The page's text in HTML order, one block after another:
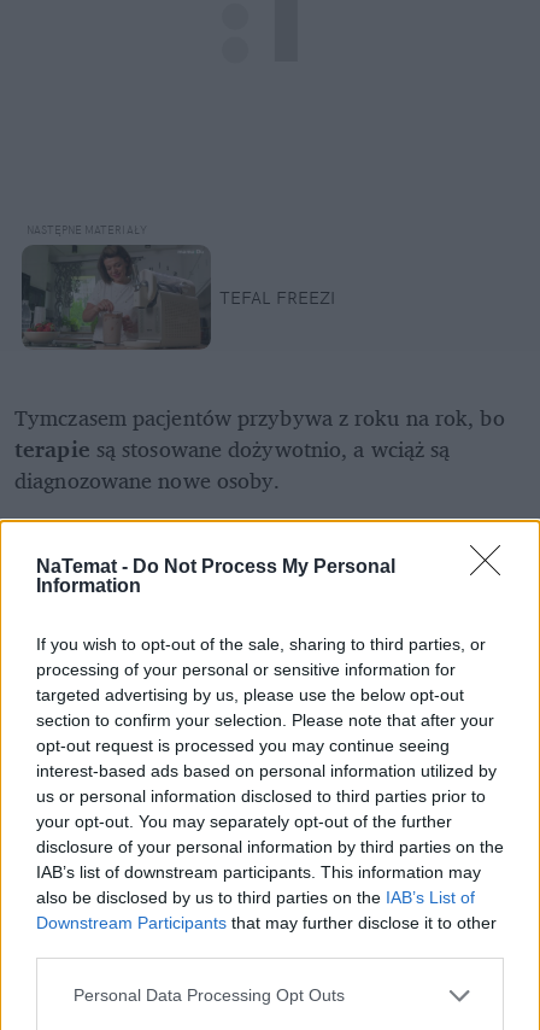
NaTemat - Do Not Process My Personal
Information
If you wish to opt-out of the sale, sharing to third parties, or
processing of your personal or sensitive information for
targeted advertising by us, please use the below opt-out
section to confirm your selection. Please note that after your
opt-out request is processed you may continue seeing
interest-based ads based on personal information utilized by
us or personal information disclosed to third parties prior to
your opt-out. You may separately opt-out of the further
disclosure of your personal information by third parties on the
IAB’s list of downstream participants. This information may
also be disclosed by us to third parties on the IAB’s List of
Downstream Participants that may further disclose it to other
Personal Data Processing Opt Outs
TEFAL FREEZI
terapie są stosowane dożywotnio, a wciąż są
diagnozowane nowe osoby.
– W Polsce każdego roku mamy już 2 tys. nowych
rozpoznań SM. Tylko w naszym szpitalu każdego
roku diagnozujemy 60-70
pacjenci zgłaszający się do nas na leczenie,
zdiagnozowani w innych ośrodkach, w tym w
ośrodkach pediatrycznych. Takich pacjentów
przybywa wręcz lawinowo, bo stwardnienie rozsiane
jest coraz częściej rozpoznawane u nastolatków i u
dzieci – podkreśla prof. Iwona Kurkowska-
Jastrzębska.
REKLAMA